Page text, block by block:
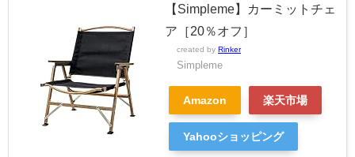
【Simpleme】カーミットチェ
ア［20％オフ］
created by Rinker
Simpleme
Amazon 楽天市場
Yahooショッピング